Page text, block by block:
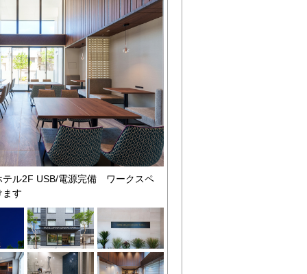
テル2F USB/電源完備 ワークスペ
ます